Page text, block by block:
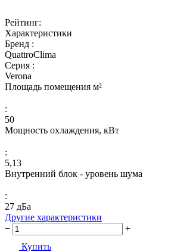
Рейтинг:
Характеристики
Бренд :
QuattroClima
Серия :
Verona
Площадь помещения м²
:
50
Мощность охлаждения, кВт
:
5,13
Внутренний блок - уровень шума
:
27 дБа
Другие характеристики
−
+
Купить